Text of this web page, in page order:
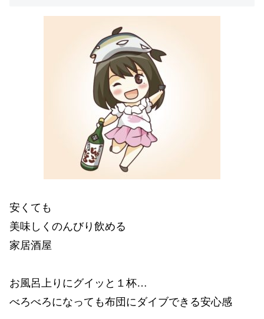
安くても
美味しくのんびり飲める
家居酒屋
お風呂上りにグイッと１杯…
べろべろになっても布団にダイブできる安心感